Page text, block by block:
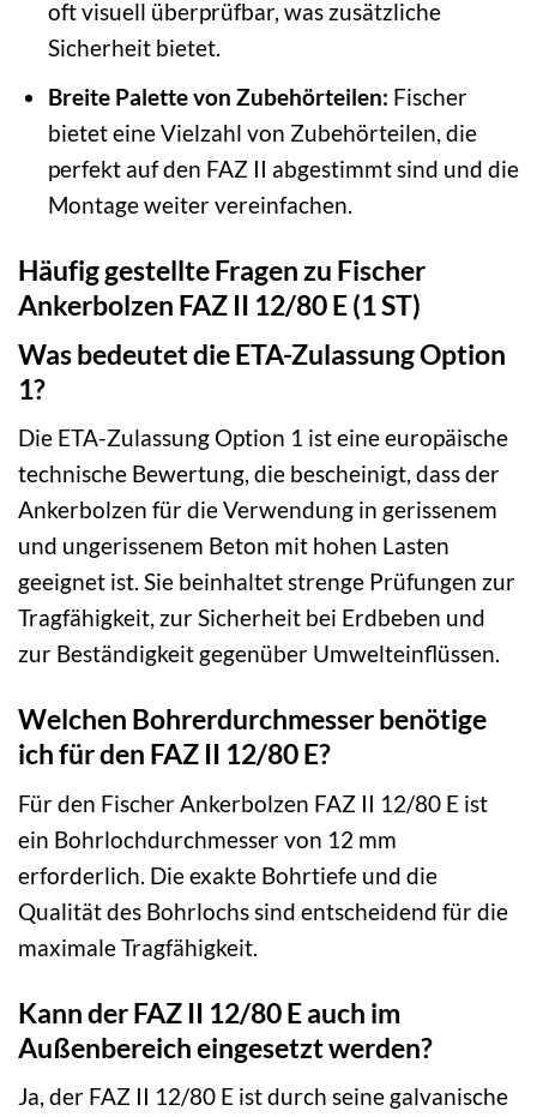
oft visuell überprüfbar, was zusätzliche
Sicherheit bietet.
Breite Palette von Zubehörteilen: Fischer
bietet eine Vielzahl von Zubehörteilen, die
perfekt auf den FAZ II abgestimmt sind und die
Montage weiter vereinfachen.
Häufig gestellte Fragen zu Fischer
Ankerbolzen FAZ II 12/80 E (1 ST)
Was bedeutet die ETA-Zulassung Option
1?
Die ETA-Zulassung Option 1 ist eine europäische
technische Bewertung, die bescheinigt, dass der
Ankerbolzen für die Verwendung in gerissenem
und ungerissenem Beton mit hohen Lasten
geeignet ist. Sie beinhaltet strenge Prüfungen zur
Tragfähigkeit, zur Sicherheit bei Erdbeben und
zur Beständigkeit gegenüber Umwelteinflüssen.
Welchen Bohrerdurchmesser benötige
ich für den FAZ II 12/80 E?
Für den Fischer Ankerbolzen FAZ II 12/80 E ist
ein Bohrlochdurchmesser von 12 mm
erforderlich. Die exakte Bohrtiefe und die
Qualität des Bohrlochs sind entscheidend für die
maximale Tragfähigkeit.
Kann der FAZ II 12/80 E auch im
Außenbereich eingesetzt werden?
Ja, der FAZ II 12/80 E ist durch seine galvanische